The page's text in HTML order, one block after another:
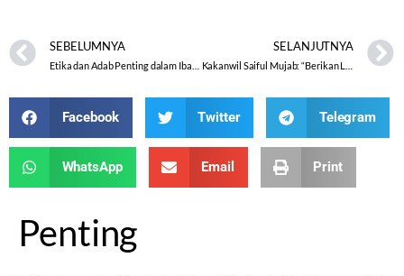
SEBELUMNYA SELANJUTNYA
Facebook Twitter Telegram
WhatsApp Email Print
Penting